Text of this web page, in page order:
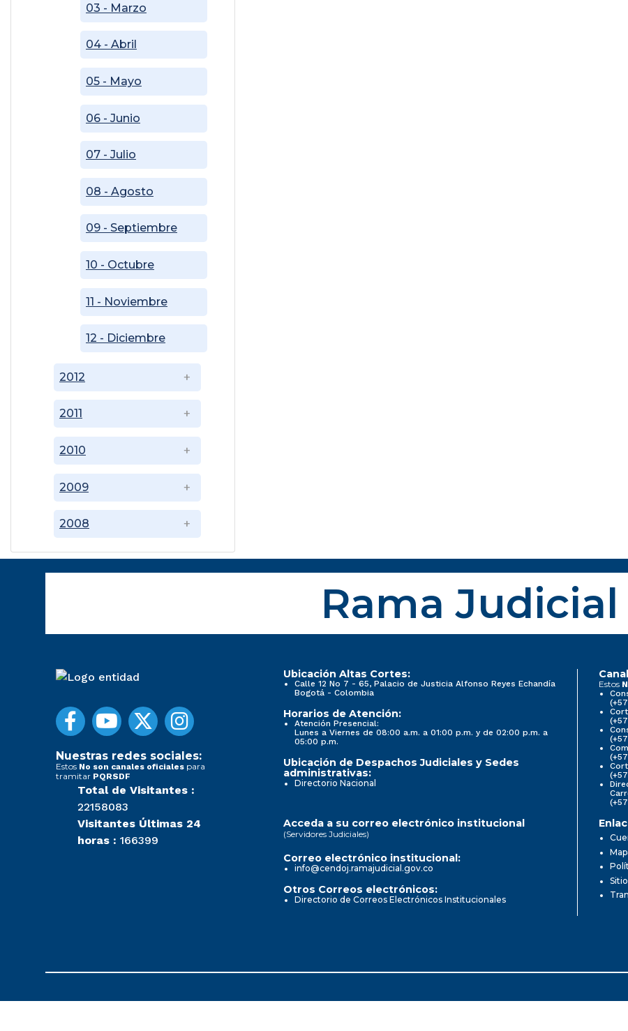
2008
2009
2010
2011
2012
03 - Marzo
04 - Abril
05 - Mayo
06 - Junio
07 - Julio
08 - Agosto
09 - Septiembre
10 - Octubre
11 - Noviembre
12 - Diciembre
Rama Judicial
Nuestras redes sociales:
Estos No son canales oficiales para
tramitar PQRSDF
Total de Visitantes :
22158083
Visitantes Últimas 24
horas : 166399
Ubicación Altas Cortes:
Calle 12 No 7 - 65, Palacio de Justicia Alfonso Reyes Echandía
Bogotá - Colombia
Horarios de Atención:
Atención Presencial:
Lunes a Viernes de 08:00 a.m. a 01:00 p.m. y de 02:00 p.m. a
05:00 p.m.
Ubicación de Despachos Judiciales y Sedes
administrativas:
Directorio Nacional
Estos
Acceda a su correo electrónico institucional
(Servidores Judiciales)
Correo electrónico institucional:
info@cendoj.ramajudicial.gov.co
Otros Correos electrónicos:
Directorio de Correos Electrónicos Institucionales